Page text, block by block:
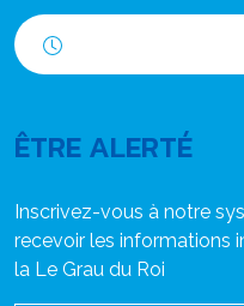
ÊTRE ALERTÉ
Inscrivez-vous à notre
recevoir les informations
la Le Grau du Roi